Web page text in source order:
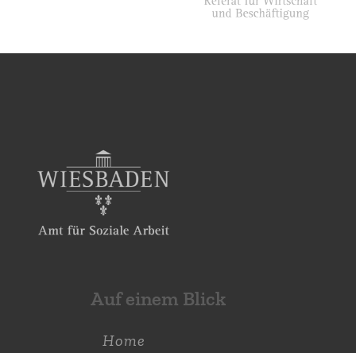
Auf einem Blick
Home